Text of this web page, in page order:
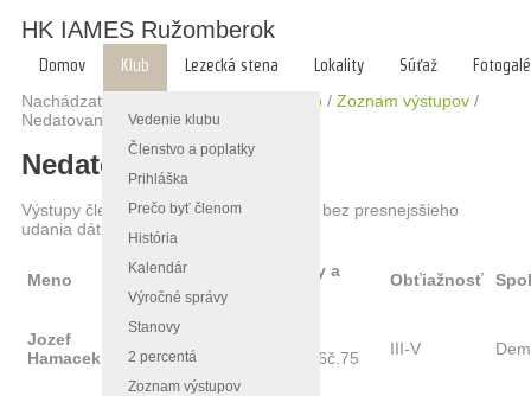
HK IAMES Ružomberok
Domov Klub
Vedenie klubu
Členstvo a poplatky
Prihláška
Prečo byť členom
História
Kalendár
Výročné správy
Stanovy
2 percentá
Zoznam výstupov
Lezecká stena Lokality Súťaž
Nachádzate sa tu:
Klub / Zoznam výstupov /
Nedatované výstupy
Nedatované výstupy
Výstupy členov HK IAMES Ružomberok bez presnejsšieho
udania dátumu výstupu.
Meno
Názov cesty a
Obťiažnosť
Jozef
Hamacek
Východná
žeruchová
veža,
Vysoké Tatry
žlabom.API/6č.75
III-V